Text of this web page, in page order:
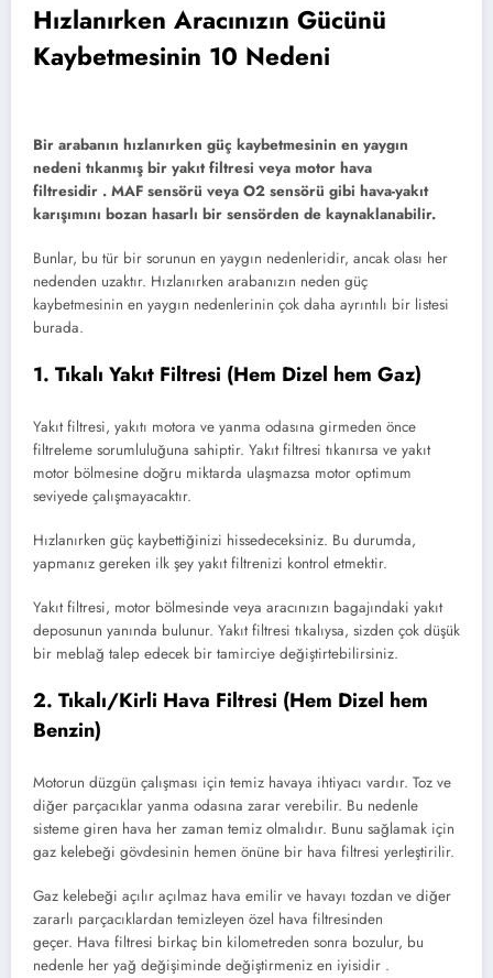
Hızlanırken Aracınızın Gücünü
Kaybetmesinin 10 Nedeni
Bir arabanın hızlanırken güç kaybetmesinin en yaygın
nedeni tıkanmış bir yakıt filtresi veya motor hava
filtresidir . MAF sensörü veya O2 sensörü gibi hava-yakıt
karışımını bozan hasarlı bir sensörden de kaynaklanabilir.
Bunlar, bu tür bir sorunun en yaygın nedenleridir, ancak olası her
nedenden uzaktır. Hızlanırken arabanızın neden güç
kaybetmesinin en yaygın nedenlerinin çok daha ayrıntılı bir listesi
burada.
1. Tıkalı Yakıt Filtresi (Hem Dizel hem Gaz)
Yakıt filtresi, yakıtı motora ve yanma odasına girmeden önce
filtreleme sorumluluğuna sahiptir. Yakıt filtresi tıkanırsa ve yakıt
motor bölmesine doğru miktarda ulaşmazsa motor optimum
seviyede çalışmayacaktır.
Hızlanırken güç kaybettiğinizi hissedeceksiniz. Bu durumda,
yapmanız gereken ilk şey yakıt filtrenizi kontrol etmektir.
Yakıt filtresi, motor bölmesinde veya aracınızın bagajındaki yakıt
deposunun yanında bulunur. Yakıt filtresi tıkalıysa, sizden çok düşük
bir meblağ talep edecek bir tamirciye değiştirtebilirsiniz.
2. Tıkalı/Kirli Hava Filtresi (Hem Dizel hem
Benzin)
Motorun düzgün çalışması için temiz havaya ihtiyacı vardır. Toz ve
diğer parçacıklar yanma odasına zarar verebilir. Bu nedenle
sisteme giren hava her zaman temiz olmalıdır. Bunu sağlamak için
gaz kelebeği gövdesinin hemen önüne bir hava filtresi yerleştirilir.
Gaz kelebeği açılır açılmaz hava emilir ve havayı tozdan ve diğer
zararlı parçacıklardan temizleyen özel hava filtresinden
geçer. Hava filtresi birkaç bin kilometreden sonra bozulur, bu
nedenle her yağ değişiminde değiştirmeniz en iyisidir .